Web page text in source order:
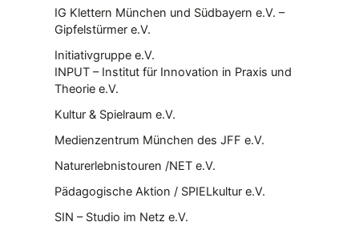
IG Klettern München und Südbayern e.V. –
Gipfelstürmer e.V.
Initiativgruppe e.V.
INPUT – Institut für Innovation in Praxis und
Theorie e.V.
Kultur & Spielraum e.V.
Medienzentrum München des JFF e.V.
Naturerlebnistouren /NET e.V.
Pädagogische Aktion / SPIELkultur e.V.
SIN – Studio im Netz e.V.